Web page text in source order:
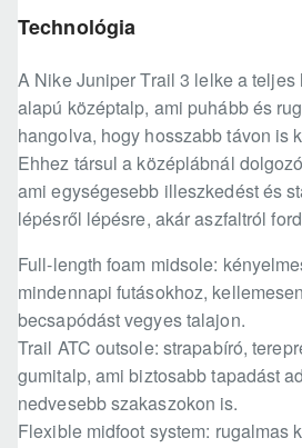
Technológia
A Nike Juniper Trail 3 lelke a teljes
alapú középtalp, ami puhább és
hangolva, hogy hosszabb távon is
Ehhez társul a középlábnál
ami egységesebb illeszkedést és
lépésről lépésre, akár aszfaltról
Full-length foam midsole:
mindennapi futásokhoz,
becsapódást vegyes talajon.
Trail ATC outsole: strapabíró,
gumitalp, ami biztosabb tapadást
nedvesebb szakaszokon is.
Flexible midfoot system: rugalmas